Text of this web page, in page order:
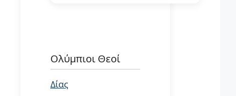
Ολύμπιοι Θεοί
Δίας